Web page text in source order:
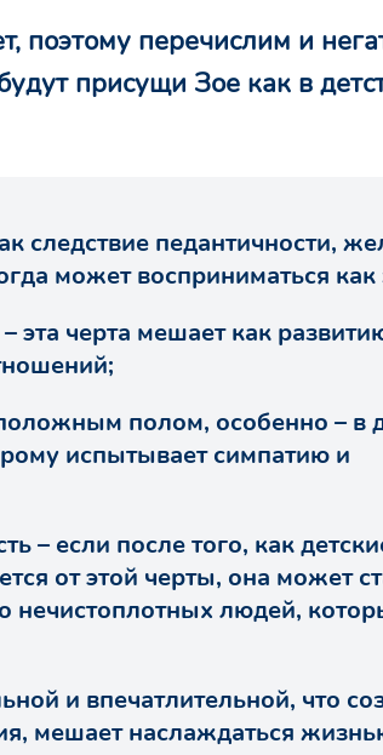
поэтому перечислим и
присущи Зое как в
следствие педантичности,
может восприниматься как
эта черта мешает как
полом, особенно – в
испытывает симпатию и
– если после того, как
от этой черты, она может
людей,
и впечатлительной, что
мешает наслаждаться